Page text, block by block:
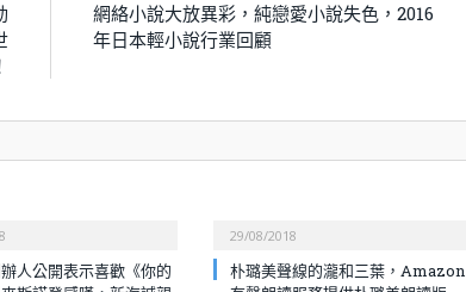
網絡小說大放異彩，純戀愛小說失色，2016
年日本輕小說行業回顧
人公開表示喜歡《你的
29/08/2018
朴璐美聲線的瀧和三葉，Amazon